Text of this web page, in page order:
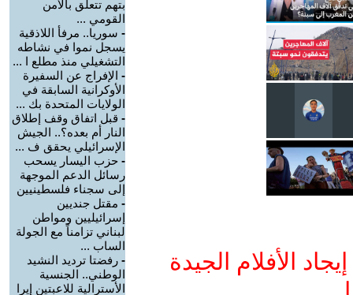
الأفلام الجيدة
بتهم تتعلق بالأمن
القومي ...
- سوريا.. مرفأ اللاذقية
يسجل نموا في نشاطه
التشغيلي منذ مطلع ا ...
- الإفراج عن السفيرة
الأوكرانية السابقة في
الولايات المتحدة بك ...
- قبل اتفاق وقف إطلاق
النار أم بعده؟.. الجيش
الإسرائيلي يحقق ف ...
- حزب اليسار يسحب
رسائل الدعم الموجهة
إلى سجناء فلسطينيين
- مقتل جنديين
إسرائيليين ومواطن
لبناني تزامناً مع الجولة
الساب ...
- رفضتا ترديد النشيد
الوطني.. الجنسية
الأسترالية للاعبتين إيرا